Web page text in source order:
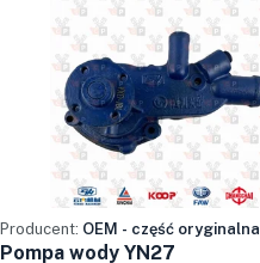
Producent: OEM - część oryginalna
Pompa wody YN27